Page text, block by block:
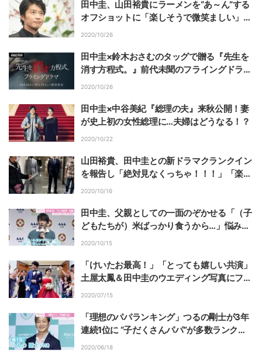
田中圭、山田裕貴にラーメンを“あ～ん”する
オフショットに「楽しそうで微笑ましい」
「なんだこの神絡み…」の声
2020/10/26
田中圭×鈴木おさむのタッグで贈る『先生を
消す方程式。』前代未聞のフライングドラマ
をABEMAにて独占配信
2020/10/26
田中圭×中谷美紀『総理の夫』来秋公開！妻
が史上初の女性総理に…夫婦はどうなる！？
2020/10/22
山田裕貴、田中圭との新ドラマクランクイン
を報告し「絶対見なくっちゃ！！！」「楽し
み」の声
2020/10/16
田中圭、父親としての一面のぞかせる「（子
どもたちが）米ばっかり食うから…」悩みを
明かす
2020/10/15
「けいたお最高！」「とっても嬉しい共演」
土屋太鳳＆田中圭のウエディング写真にファ
ン歓喜
2020/07/15
「理想のパパランキング」つるの剛士が3年
連続1位に “子だくさんパパ”が多数ランクイ
ン
2020/06/18